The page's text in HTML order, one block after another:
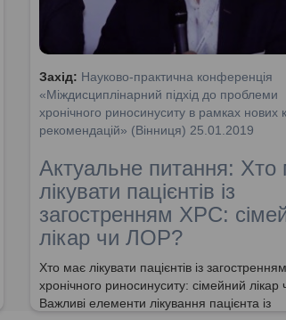
Захід: Науково-практична конференція
«Міждисциплінарний підхід до проблеми
хронічного риносинуситу в рамках нових
рекомендацій» (Вінниця) 25.01.2019
Актуальне питання: Хто
лікувати пацієнтів із
загостренням ХРС:
лікар чи ЛОР?
Хто має лікувати пацієнтів із загостренням
хронічного риносинуситу: сімейний
Важливі елементи лікування пацієнта із